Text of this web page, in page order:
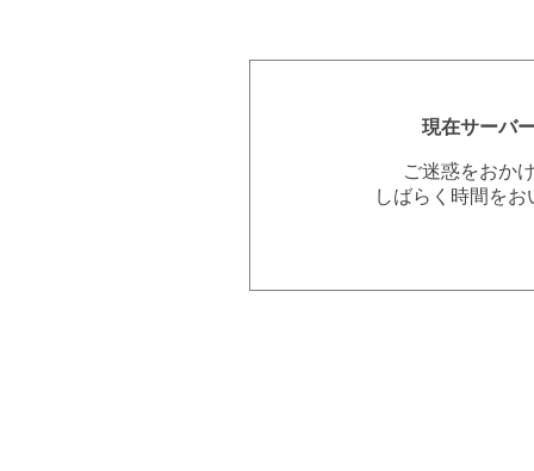
現在サーバ
ご迷惑をおか
しばらく時間を